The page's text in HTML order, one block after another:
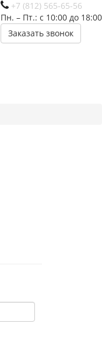
+7 (812) 565-65-56
Пн. – Пт.: с 10:00 до 18:00
Заказать звонок